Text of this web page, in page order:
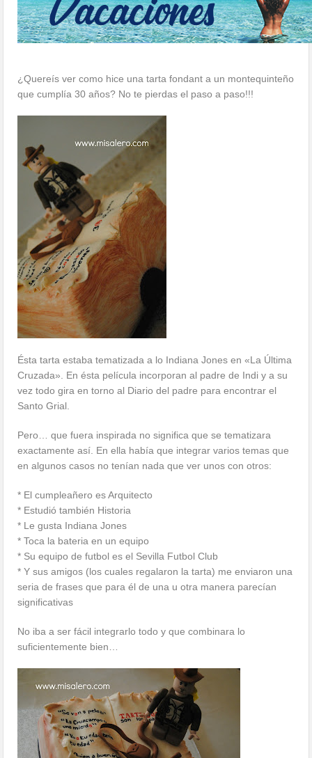
¿Quereís ver como hice una tarta fondant a un montequinteño
que cumplía 30 años? No te pierdas el paso a paso!!!
Ésta tarta estaba tematizada a lo Indiana Jones en «La Última
Cruzada». En ésta película incorporan al padre de Indi y a su
vez todo gira en torno al Diario del padre para encontrar el
Santo Grial.
Pero… que fuera inspirada no significa que se tematizara
exactamente así. En ella había que integrar varios temas que
en algunos casos no tenían nada que ver unos con otros:
* El cumpleañero es Arquitecto
* Estudió también Historia
* Le gusta Indiana Jones
* Toca la bateria en un equipo
* Su equipo de futbol es el Sevilla Futbol Club
* Y sus amigos (los cuales regalaron la tarta) me enviaron una
seria de frases que para él de una u otra manera parecían
significativas
No iba a ser fácil integrarlo todo y que combinara lo
suficientemente bien…